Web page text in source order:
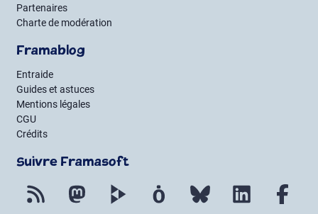
Partenaires
Charte de modération
Framablog
Entraide
Guides et astuces
Mentions légales
CGU
Crédits
Suivre Framasoft
Flux RSS Mastodon PeerTube Mobilizon Bluesky LinkedIn